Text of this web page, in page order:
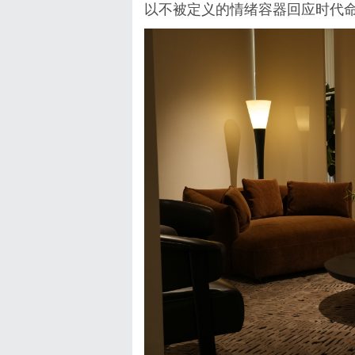
以不被定义的情绪容器回应时代